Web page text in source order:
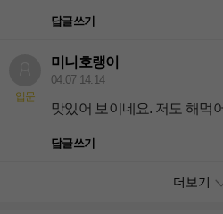
답글쓰기
입문
미니호랭이
04.07 14:14
맛있어 보이네요. 저도 해먹
답글쓰기
더보기